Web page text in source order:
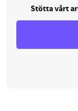
Stötta vårt